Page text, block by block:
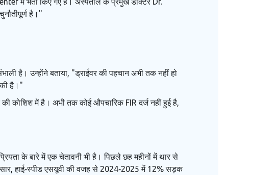
है।"
है। उन्‍होंने बताया, "ड्राईवर की पहचान अभी तक नहीं हो
की है।"
कोशिश में है। अभी तक कोई औपचारिक FIR दर्ज नहीं हुई है,
के बारे में एक चेतावनी भी है। पिछले छह महीनों में थार से
हाई‑स्पीड एसयूवी की वजह से 2024‑2025 में 12% सड़क